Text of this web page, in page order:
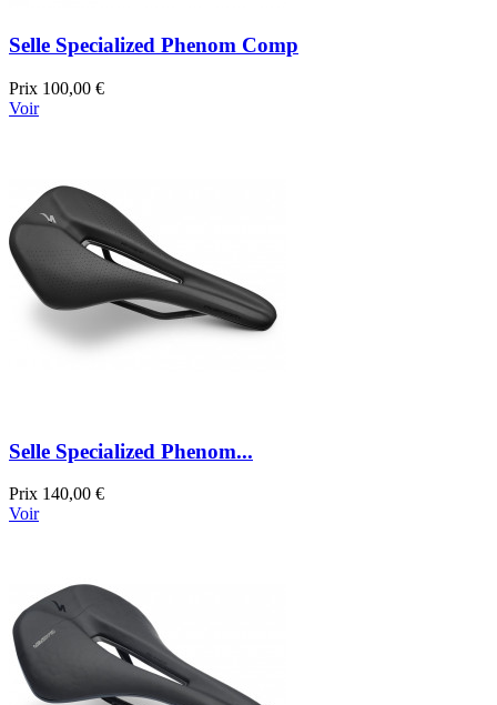
Selle Specialized Phenom Comp
Prix 100,00 €
Voir
Selle Specialized Phenom...
Prix 140,00 €
Voir